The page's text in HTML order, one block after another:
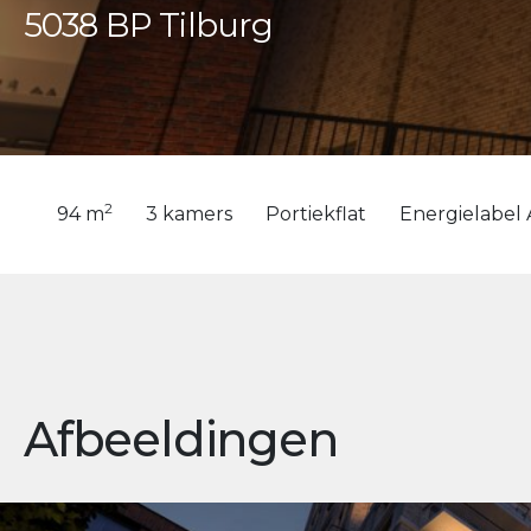
5038 BP Tilburg
94 m2 3 kamers Portiekflat Energielabel
Afbeeldingen